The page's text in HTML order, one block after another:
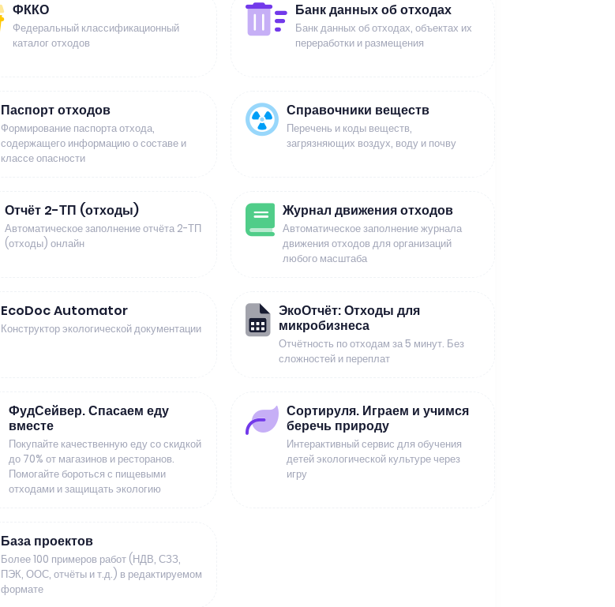
ФККО
Федеральный классификационный
каталог отходов
Банк данных об отходах
Банк данных об отходах, объектах их
переработки и размещения
Паспорт отходов
Формирование паспорта отхода,
содержащего информацию о составе и
классе опасности
Справочники веществ
Перечень и коды веществ,
загрязняющих воздух, воду и почву
Отчёт 2-ТП (отходы)
Автоматическое заполнение отчёта 2-ТП
(отходы) онлайн
Журнал движения отходов
Автоматическое заполнение журнала
движения отходов для организаций
любого масштаба
EcoDoc Automator
Конструктор экологической документации
ЭкоОтчёт: Отходы для
микробизнеса
Отчётность по отходам за 5 минут. Без
сложностей и переплат
ФудСейвер. Спасаем еду
вместе
Покупайте качественную еду со скидкой
до 70% от магазинов и ресторанов.
Помогайте бороться с пищевыми
отходами и защищать экологию
Сортируля. Играем и учимся
беречь природу
Интерактивный сервис для обучения
детей экологической культуре через
игру
База проектов
Более 100 примеров работ (НДВ, СЗЗ,
ПЭК, ООС, отчёты и т.д.) в редактируемом
формате